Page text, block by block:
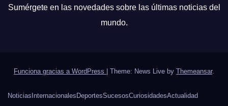
Sumérgete en las novedades sobre las últimas noticias del
mundo.
Funciona gracias a WordPress Theme: News Live by Themeansar.
Noticias Internacionales DeportesSucesosCuriosidadesActualidad